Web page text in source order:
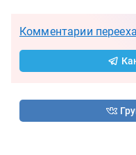
Комментарии